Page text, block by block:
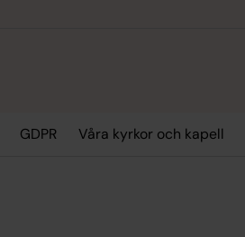
GDPR Våra kyrkor och kapell